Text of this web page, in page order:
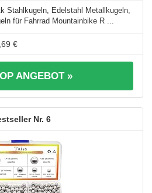
Stahlkugeln, Edelstahl Metallkugeln,
für Fahrrad Mountainbike R ...
€
ANGEBOT »
6